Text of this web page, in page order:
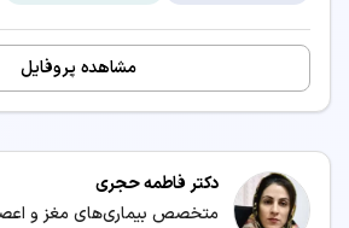
مشاهده پروفایل
دکتر فاطمه حجری
متخصص بیماری‌های مغز و